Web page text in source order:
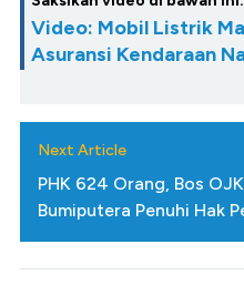
Video: Mobil Listrik
Asuransi Kendaraan
Next Article
PHK 624 Orang, Bos
Bumiputera Penuhi Hak